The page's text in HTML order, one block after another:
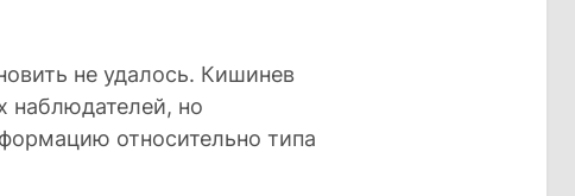
не удалось. Кишинев
наблюдателей, но
относительно типа